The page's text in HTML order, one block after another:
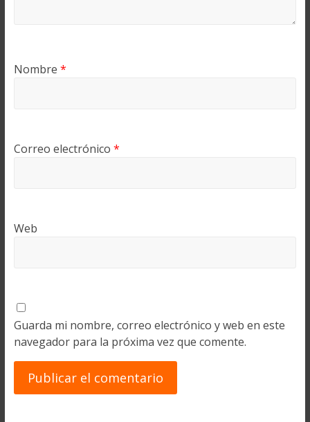
Nombre *
Correo electrónico *
Web
Guarda mi nombre, correo electrónico y web en este
navegador para la próxima vez que comente.